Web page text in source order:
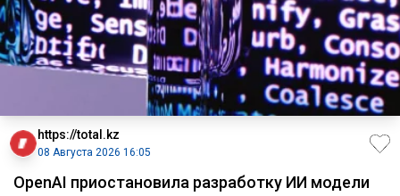
https://total.kz
08 Августа 2026 16:05
OpenAI приостановила разработку ИИ модели